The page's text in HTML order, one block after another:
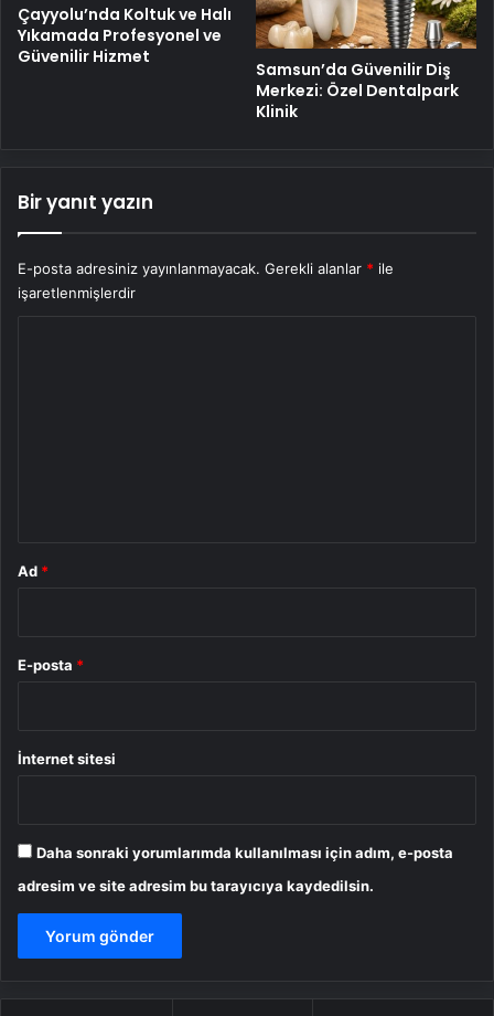
Çayyolu’nda Koltuk ve Halı
Yıkamada Profesyonel ve
Güvenilir Hizmet
Samsun’da Güvenilir Diş
Merkezi: Özel Dentalpark
Klinik
Bir yanıt yazın
E-posta adresiniz yayınlanmayacak. Gerekli alanlar * ile
işaretlenmişlerdir
Ad *
E-posta *
İnternet sitesi
Daha sonraki yorumlarımda kullanılması için adım, e-posta
adresim ve site adresim bu tarayıcıya kaydedilsin.